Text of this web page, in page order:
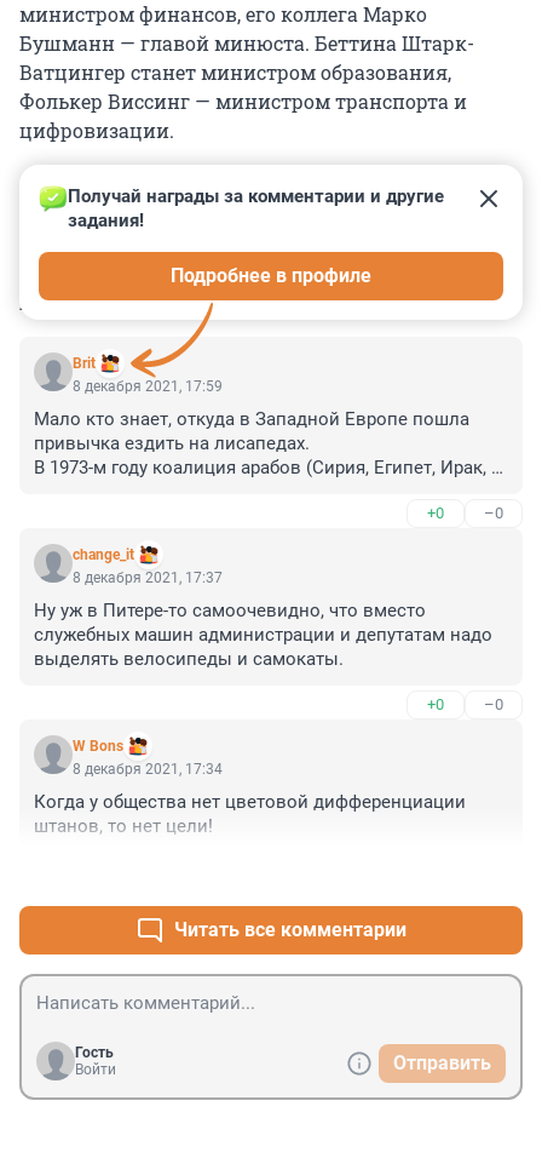
министром финансов, его коллега Марко
Бушманн — главой минюста. Беттина Штарк-
Ватцингер станет министром образования,
Фолькер Виссинг — министром транспорта и
цифровизации.
КОММЕНТАРИИ 17
Brit
Получай награды за комментарии и другие
задания!
Подробнее в профиле
8 декабря 2021, 17:59
Мало кто знает, откуда в Западной Европе пошла
привычка ездить на лисапедах.
В 1973-м году коалиция арабов (Сирия, Египет, Ирак,
поллитбюро ЦК КПСС организовали и с треском
продули войну Судного дня с Израилем. Весь
западный мир поддержал Израиль. И тогда арабы
обиделись и объявили Западной Европе эмбарго на
поставки нефти. Возник дефицит топлива и все
жители пересели на велосипеды.
Кризис быстро ушёл, но привычка ездить на
+0 –0
change_it
8 декабря 2021, 17:37
Ну уж в Питере-то самоочевидно, что вместо
служебных машин администрации и депутатам надо
выделять велосипеды и самокаты.
+0 –0
W Bons
8 декабря 2021, 17:34
Когда у общества нет цветовой дифференциации
штанов, то нет цели!
Читать все комментарии
Гость
Войти
Отправить